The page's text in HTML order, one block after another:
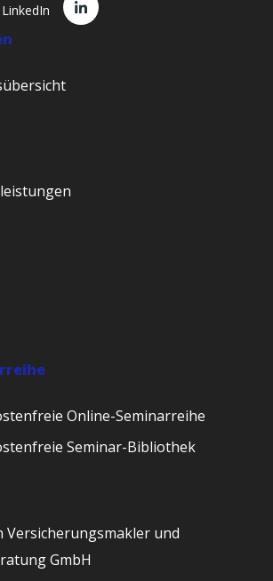
Online-Seminarreihe
Seminar-Bibliothek
Versicherungsmakler und
GmbH